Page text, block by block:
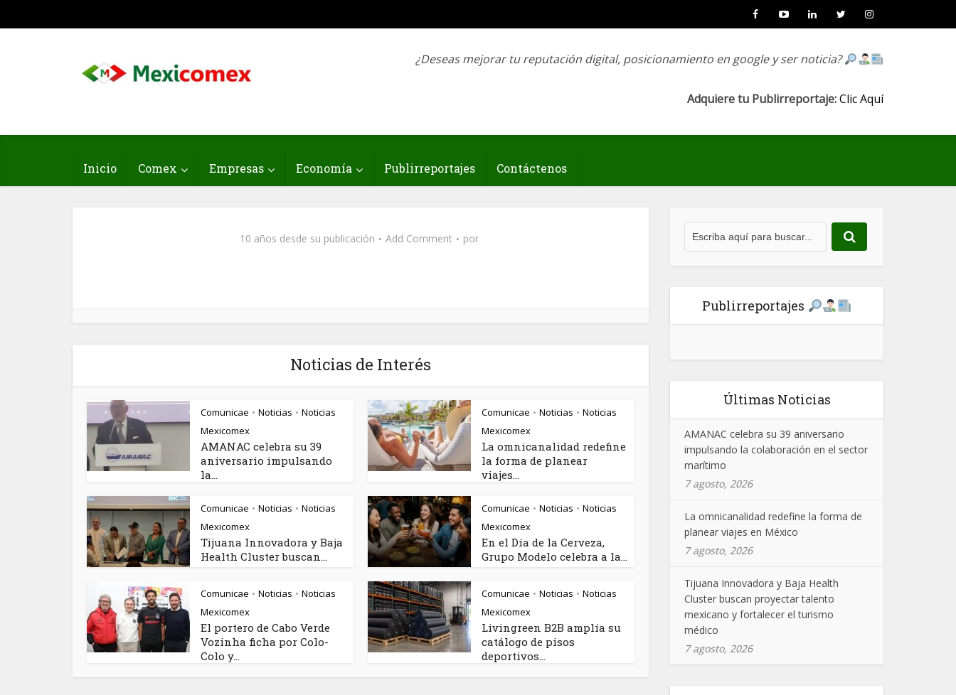
¿Deseas mejorar tu reputación digital, posicionamiento en google y ser noticia?
Adquiere tu Publirreportaje:Clic Aquí
Inicio Comex Empresas Economía Publirreportajes Contáctenos
10 años desde su publicación Add Comment por
Noticias de Interés
Comunicae • Noticias • Noticias
Mexicomex
AMANAC celebra su 39
aniversario impulsando
la...
Comunicae • Noticias • Noticias
Mexicomex
La omnicanalidad redefine
la forma de planear
viajes...
Comunicae • Noticias • Noticias
Mexicomex
Tijuana Innovadora y Baja
Health Cluster buscan...
Comunicae • Noticias • Noticias
Mexicomex
En el Día de la Cerveza,
Grupo Modelo celebra a la...
Comunicae • Noticias • Noticias
Mexicomex
El portero de Cabo Verde
Vozinha ficha por Colo-
Colo y...
Comunicae • Noticias • Noticias
Mexicomex
Livingreen B2B amplía su
catálogo de pisos
deportivos...
Publirreportajes
Últimas Noticias
AMANAC celebra su 39 aniversario
impulsando la colaboración en el sector
marítimo
7 agosto, 2026
La omnicanalidad redefine la forma de
planear viajes en México
7 agosto, 2026
Tijuana Innovadora y Baja Health
Cluster buscan proyectar talento
mexicano y fortalecer el turismo
médico
7 agosto, 2026